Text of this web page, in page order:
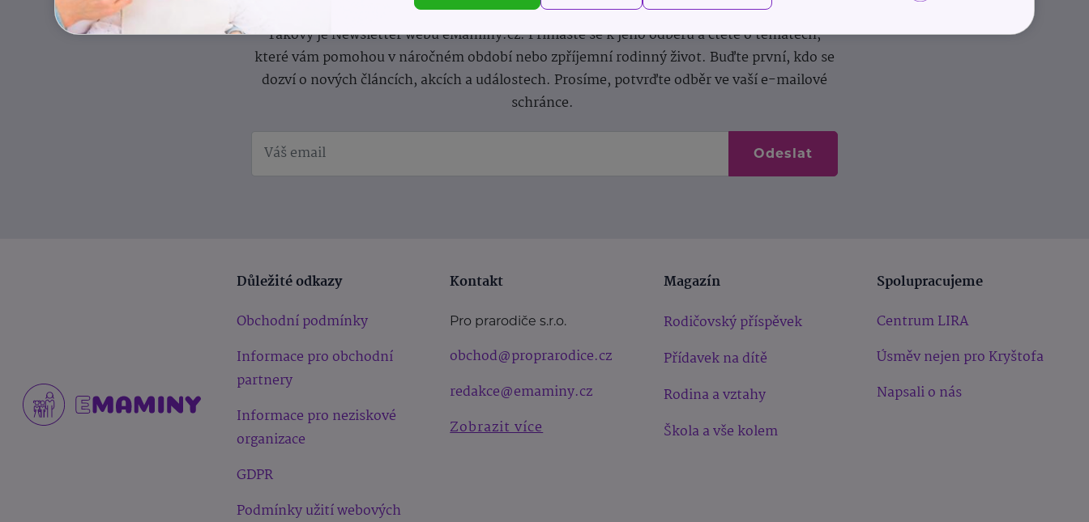
Pravidelný přísun novinek, inspirace na každý den, podpora pro rodiče i sdílení zkušeností.
Takový je Newsletter webu eMaminy.cz. Přihlaste se k jeho odběru a čtěte o tématech,
které vám pomohou v náročném období nebo zpříjemní rodinný život. Buďte první, kdo se
dozví o nových článcích, akcích a událostech. Prosíme, potvrďte odběr ve vaší e-mailové
schránce.
Odeslat
Důležité odkazy
Obchodní podmínky
Informace pro obchodní
partnery
Informace pro neziskové
organizace
GDPR
Podmínky užití webových
Kontakt
Pro prarodiče s.r.o.
obchod@proprarodice.cz
redakce@emaminy.cz
Zobrazit více
Magazín
Rodičovský příspěvek
Přídavek na dítě
Rodina a vztahy
Škola a vše kolem
Spolupracujeme
Centrum LIRA
Úsměv nejen pro Kryštofa
Napsali o nás